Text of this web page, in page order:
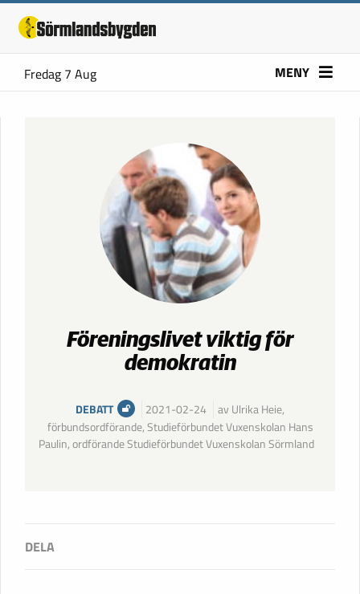
Fredag 7 Aug MENY
Föreningslivet viktig för
demokratin
DEBATT 2021-02-24
av Ulrika Heie,
förbundsordförande, Studieförbundet Vuxenskolan Hans
Paulin, ordförande Studieförbundet Vuxenskolan Sörmland